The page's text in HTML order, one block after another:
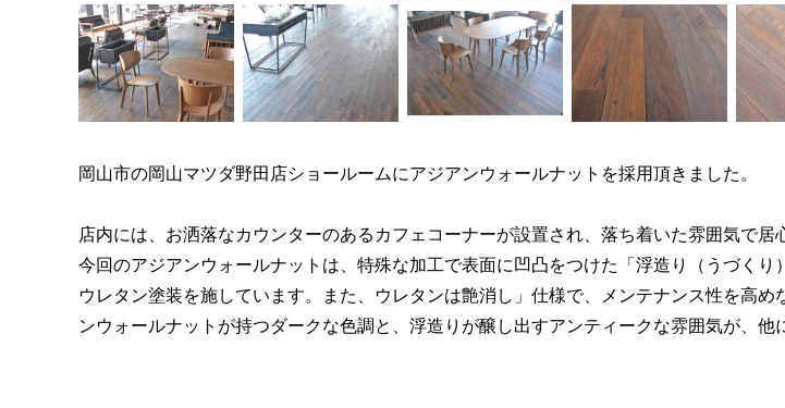
岡山市の岡山マツダ野田店ショールームにアジアンウォールナットを採用頂きました。
店内には、お洒落なカウンターのあるカフェコーナーが設置され、落ち着いた雰囲気で
今回のアジアンウォールナットは、特殊な加工で表面に凹凸をつけた「浮造り（うづく
ウレタン塗装を施しています。また、ウレタンは艶消し」仕様で、メンテナンス性を高
ンウォールナットが持つダークな色調と、浮造りが醸し出すアンティークな雰囲気が、他